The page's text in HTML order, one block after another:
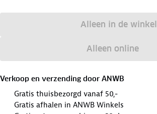
Alleen in de winkel
Alleen online
Verkoop en verzending door ANWB
Gratis thuisbezorgd vanaf 50,-
Gratis afhalen in ANWB Winkels